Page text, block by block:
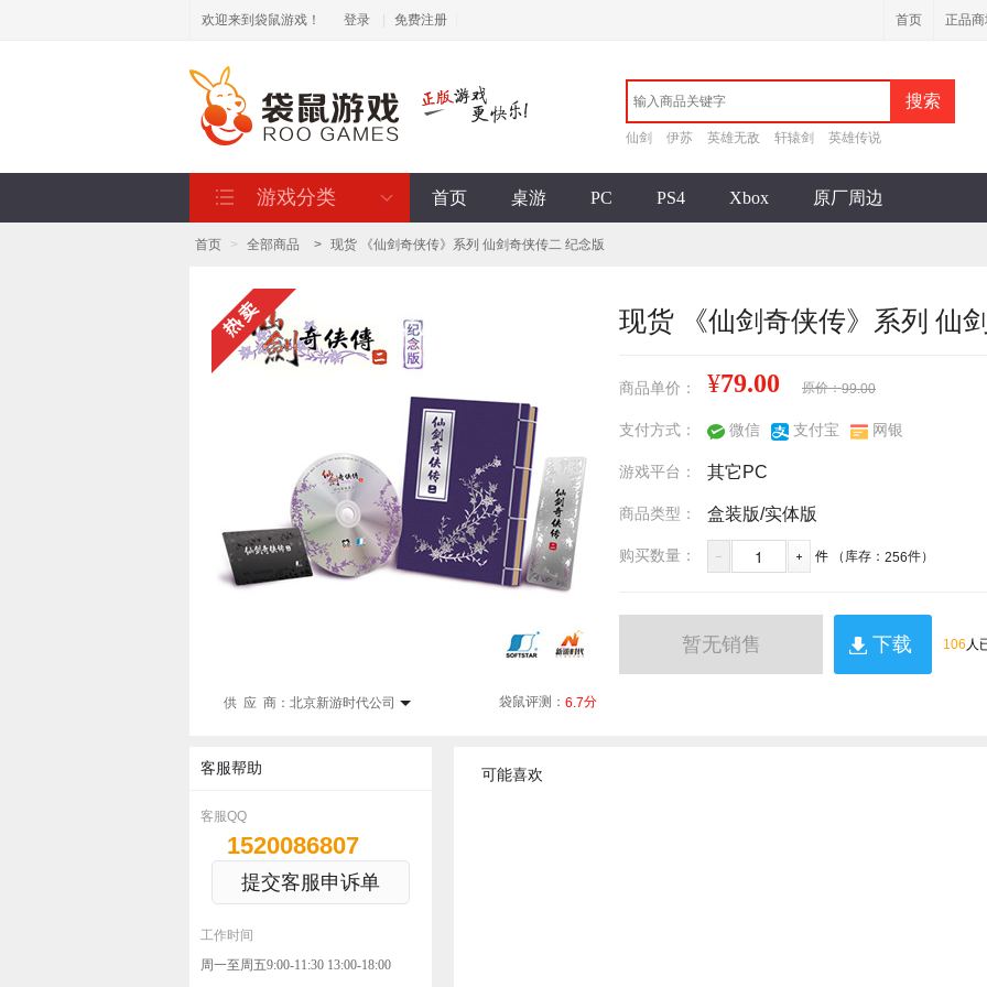
首页 正品
欢迎来到袋鼠游戏！ 登录 免费注册
搜索
仙剑 伊苏 英雄无敌 轩辕剑 英雄传说
游戏分类 首页 桌游 PC PS4 Xbox 原厂周边
首页 > 全部商品 > 现货 《仙剑奇侠传》系列 仙剑奇侠传二 纪念版
袋鼠评测： 6.7分
供 应 商： 北京新游时代公司
现货 《仙剑奇侠传》系列 仙
商品单价： ¥79.00 原价：99.00
支付方式： 微信 支付宝 网银
游戏平台： 其它 PC
商品类型： 盒装版/实体版
购买数量： 1 件 （库存： 256件）
暂无销售 下载 106 人
客服帮助
客服QQ
1520086807
提交客服申诉单
工作时间
周一至周五9:00-11:30 13:00-18:00
可能喜欢